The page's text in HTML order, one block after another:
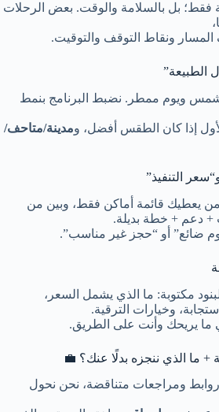
فقط؛ بل بالسلامة والوقت. بعض الرحلات
ونقاط التوقف والتوقيت.
مشمس ويوم ممطر. نضبط البرنامج بنمط
إذا كان الطقس أفضل، ومدينة/متاحف/
يعطيك قائمة أماكن فقط، وبين من
دعم + خطة بديلة.
ضائع” أو “حجز غير مناسب”.
مكتوبة: ما الذي يشمل السعر،
وخيارات الترقية.
ما يريحك وأنت على الطريق.
+ ما الذي ننجزه بدلًا عنك؟ 💼
ومراجعات متناقضة، نحن نحول